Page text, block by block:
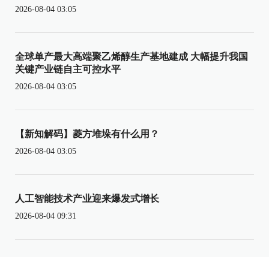
2026-08-04 03:05
全球单产最大高端聚乙烯醇生产基地建成 大幅提升我国
关键产业链自主可控水平
2026-08-04 03:05
【新知解码】菱方堆垛有什么用？
2026-08-04 03:05
人工智能技术产业迎来爆发式增长
2026-08-04 09:31